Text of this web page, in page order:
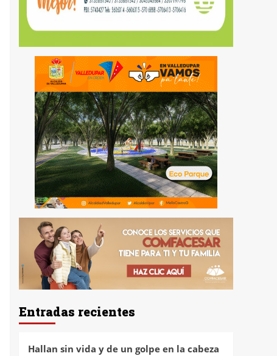
Entradas recientes
Hallan sin vida y de un golpe en la cabeza